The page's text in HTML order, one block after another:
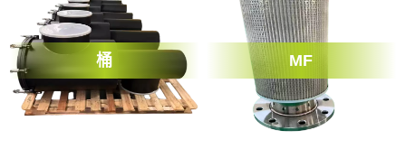
桶 MF